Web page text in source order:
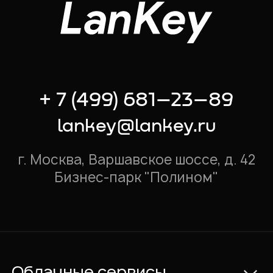
г. Москва, Варшавское шоссе, д. 42
Бизнес-парк "Полином"
+ 7 (499) 681–23–89
lankey@lankey.ru